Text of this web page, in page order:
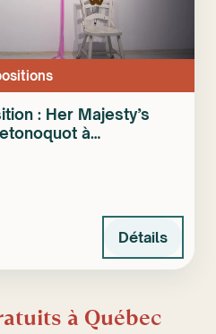
à
Détails
à Québec